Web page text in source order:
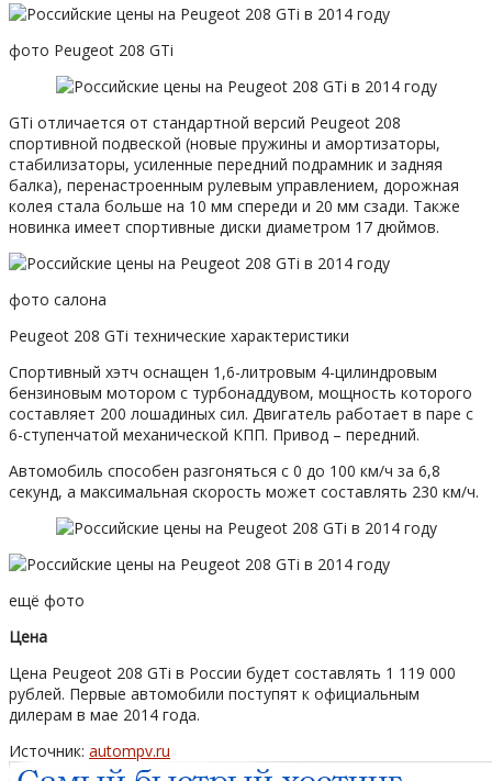
фото Peugeot 208 GTi
GTi отличается от стандартной версий Peugeot 208
спортивной подвеской (новые пружины и амортизаторы,
стабилизаторы, усиленные передний подрамник и задняя
балка), перенастроенным рулевым управлением, дорожная
колея стала больше на 10 мм спереди и 20 мм сзади. Также
новинка имеет спортивные диски диаметром 17 дюймов.
фото салона
Peugeot 208 GTi технические характеристики
Спортивный хэтч оснащен 1,6-литровым 4-цилиндровым
бензиновым мотором с турбонаддувом, мощность которого
составляет 200 лошадиных сил. Двигатель работает в паре с
6-ступенчатой механической КПП. Привод – передний.
Автомобиль способен разгоняться с 0 до 100 км/ч за 6,8
секунд, а максимальная скорость может составлять 230 км/ч.
ещё фото
Цена
Цена Peugeot 208 GTi в России будет составлять 1 119 000
рублей. Первые автомобили поступят к официальным
дилерам в мае 2014 года.
Источник: autompv.ru